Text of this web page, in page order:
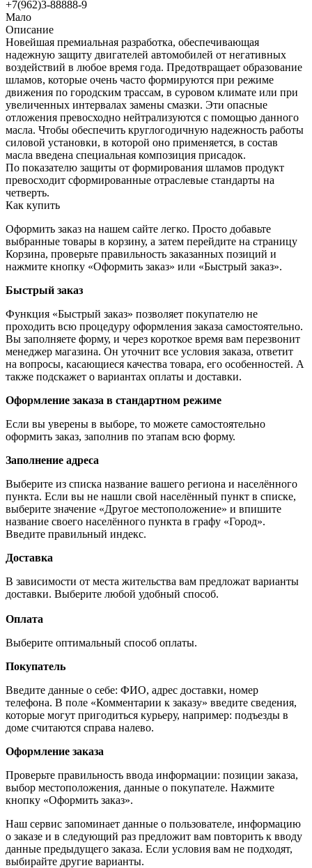
+7(962)3-88888-9
Мало
Описание
Новейшая премиальная разработка, обеспечивающая
надежную защиту двигателей автомобилей от негативных
воздействий в любое время года. Предотвращает образование
шламов, которые очень часто формируются при режиме
движения по городским трассам, в суровом климате или при
увеличенных интервалах замены смазки. Эти опасные
отложения превосходно нейтрализуются с помощью данного
масла. Чтобы обеспечить круглогодичную надежность работы
силовой установки, в которой оно применяется, в состав
масла введена специальная композиция присадок.
По показателю защиты от формирования шламов продукт
превосходит сформированные отраслевые стандарты на
четверть.
Как купить
Оформить заказ на нашем сайте легко. Просто добавьте
выбранные товары в корзину, а затем перейдите на страницу
Корзина, проверьте правильность заказанных позиций и
нажмите кнопку «Оформить заказ» или «Быстрый заказ».
Быстрый заказ
Функция «Быстрый заказ» позволяет покупателю не
проходить всю процедуру оформления заказа самостоятельно.
Вы заполняете форму, и через короткое время вам перезвонит
менеджер магазина. Он уточнит все условия заказа, ответит
на вопросы, касающиеся качества товара, его особенностей. А
также подскажет о вариантах оплаты и доставки.
Оформление заказа в стандартном режиме
Если вы уверены в выборе, то можете самостоятельно
оформить заказ, заполнив по этапам всю форму.
Заполнение адреса
Выберите из списка название вашего региона и населённого
пункта. Если вы не нашли свой населённый пункт в списке,
выберите значение «Другое местоположение» и впишите
название своего населённого пункта в графу «Город».
Введите правильный индекс.
Доставка
В зависимости от места жительства вам предложат варианты
доставки. Выберите любой удобный способ.
Оплата
Выберите оптимальный способ оплаты.
Покупатель
Введите данные о себе: ФИО, адрес доставки, номер
телефона. В поле «Комментарии к заказу» введите сведения,
которые могут пригодиться курьеру, например: подъезды в
доме считаются справа налево.
Оформление заказа
Проверьте правильность ввода информации: позиции заказа,
выбор местоположения, данные о покупателе. Нажмите
кнопку «Оформить заказ».
Наш сервис запоминает данные о пользователе, информацию
о заказе и в следующий раз предложит вам повторить к вводу
данные предыдущего заказа. Если условия вам не подходят,
выбирайте другие варианты.